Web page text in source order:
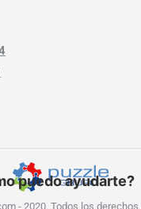
- 2020. Todos los derechos
puedo ayudarte?